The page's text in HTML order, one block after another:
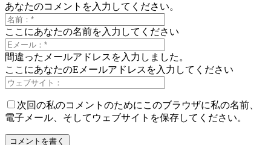
あなたのコメントを入力してください。
ここにあなたの名前を入力してください
間違ったメールアドレスを入力しました。
ここにあなたのEメールアドレスを入力してください
次回の私のコメントのためにこのブラウザに私の名前、
電子メール、そしてウェブサイトを保存してください。